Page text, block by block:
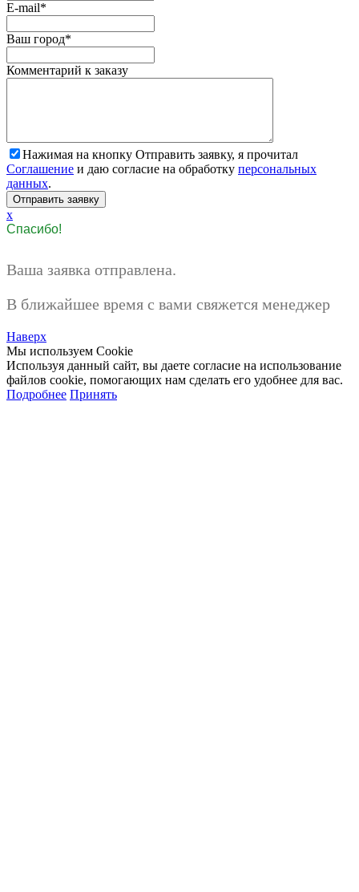
E-mail*
Ваш город*
Комментарий к заказу
Нажимая на кнопку Отправить заявку, я прочитал
Соглашение и даю согласие на обработку персональных
данных.
x
Спасибо!
Ваша заявка отправлена.
В ближайшее время с вами свяжется менеджер
Наверх
Мы используем Cookie
Используя данный сайт, вы даете согласие на использование
файлов cookie, помогающих нам сделать его удобнее для вас.
Подробнее Принять